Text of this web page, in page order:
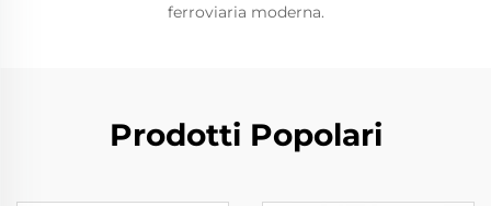
ferroviaria moderna.
Prodotti Popolari